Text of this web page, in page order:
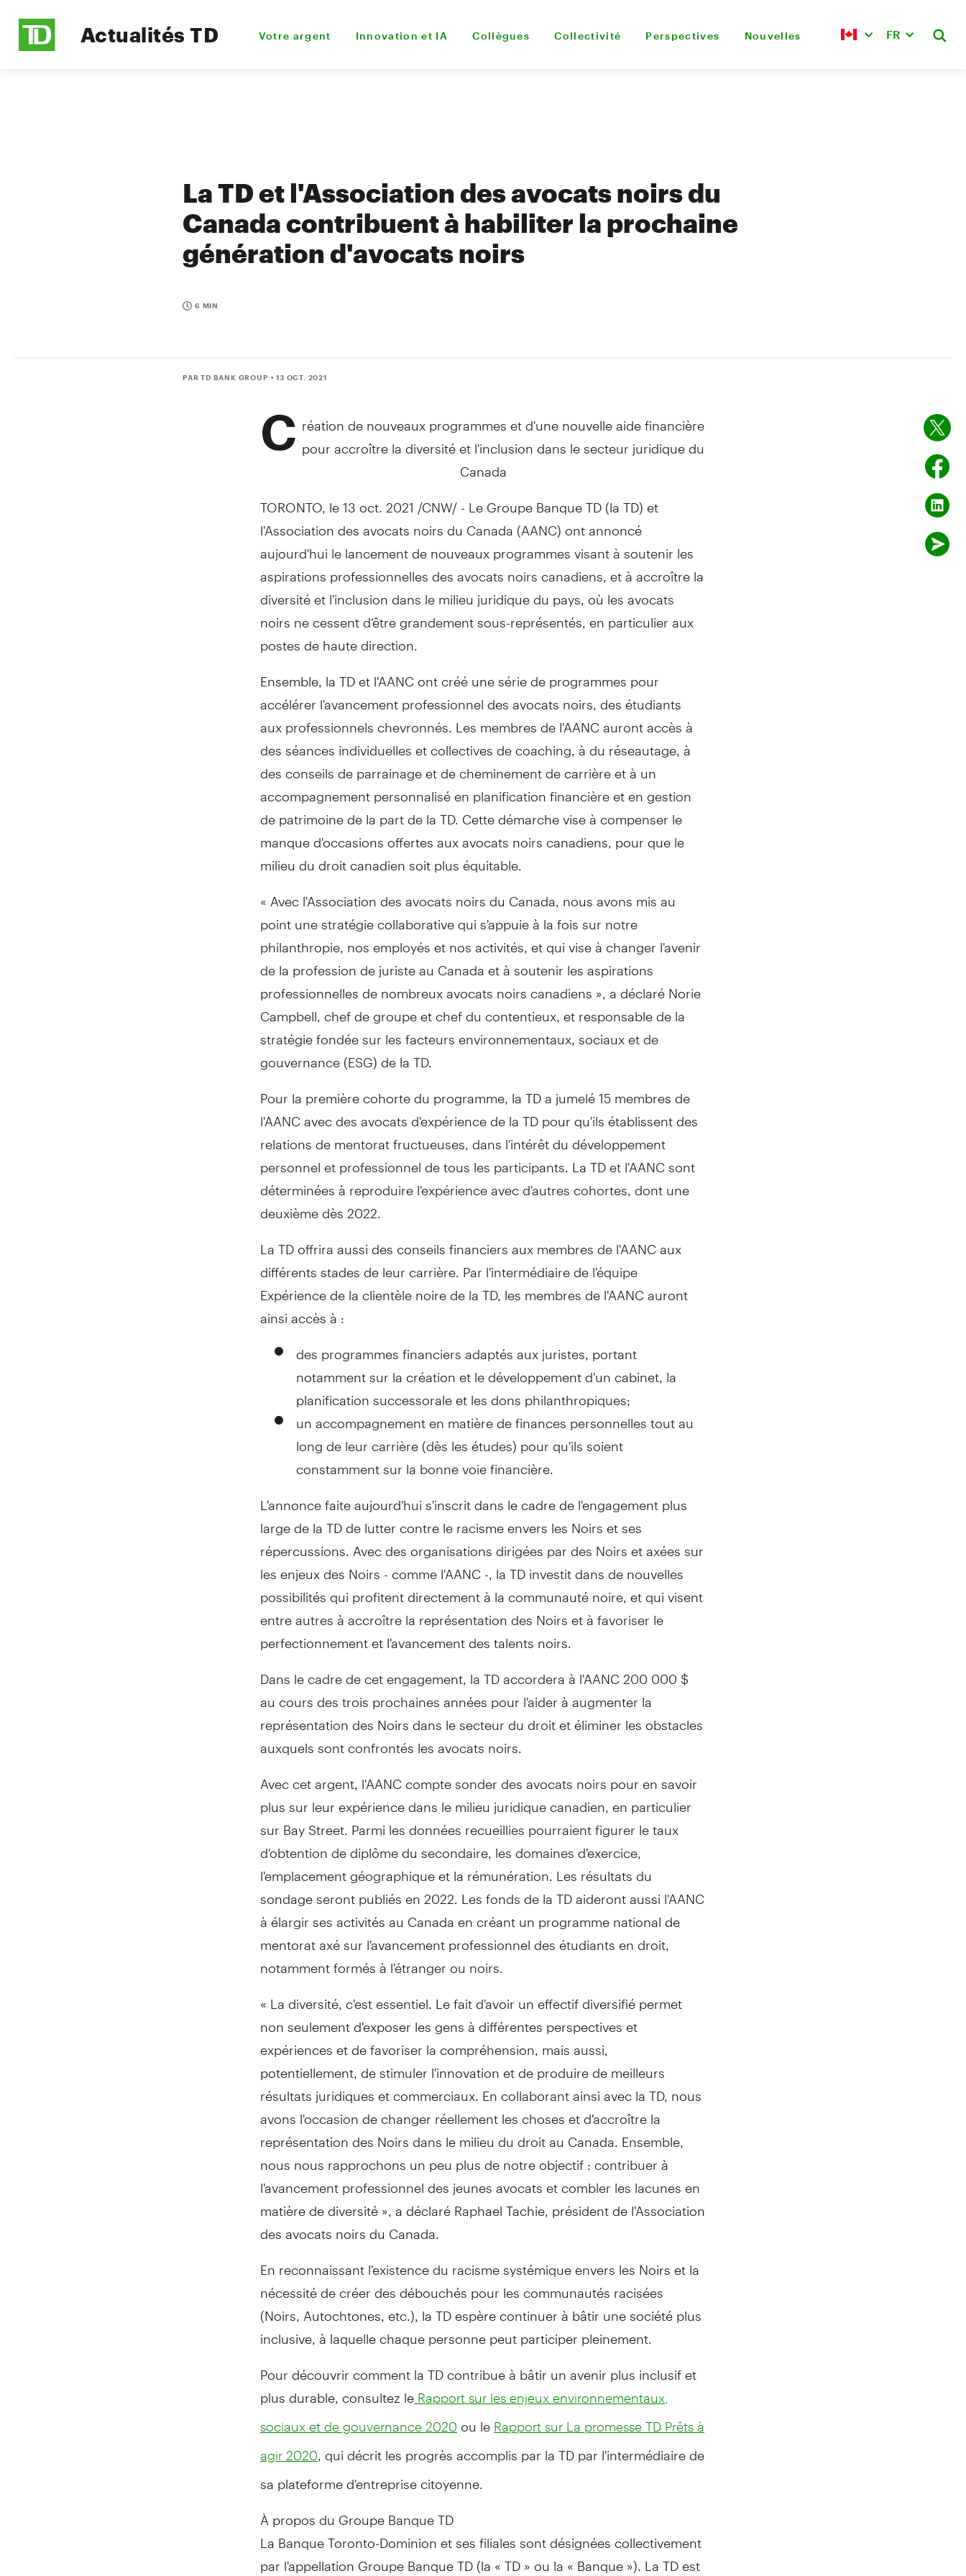
Actualités TD Votre argent Innovation et IA Collègues Collectivité Perspectives Nouvelles FR
La TD et l'Association des avocats noirs du
Canada contribuent à habiliter la prochaine
génération d'avocats noirs
6 MIN
PAR TD BANK GROUP • 13 OCT. 2021
C réation de nouveaux programmes et d'une nouvelle aide financière
pour accroître la diversité et l'inclusion dans le secteur juridique du
Canada
TORONTO , le13 oct. 2021 /CNW/ - Le Groupe Banque TD (la TD) et
l'Association des avocats noirs du Canada(AANC) ont annoncé
aujourd'hui le lancement de nouveaux programmes visant à soutenir les
aspirations professionnelles des avocats noirs canadiens, et à accroître la
diversité et l'inclusion dans le milieu juridique du pays, où les avocats
noirs ne cessent d'être grandement sous-représentés, en particulier aux
postes de haute direction.
Ensemble, la TD et l'AANC ont créé une série de programmes pour
accélérer l'avancement professionnel des avocats noirs, des étudiants
aux professionnels chevronnés. Les membres de l'AANC auront accès à
des séances individuelles et collectives de coaching, à du réseautage, à
des conseils de parrainage et de cheminement de carrière et à un
accompagnement personnalisé en planification financière et en gestion
de patrimoine de la part de la TD. Cette démarche vise à compenser le
manque d'occasions offertes aux avocats noirs canadiens, pour que le
milieu du droit canadien soit plus équitable.
« Avec l'Association des avocats noirs du Canada , nous avons mis au
point une stratégie collaborative qui s'appuie à la fois sur notre
philanthropie, nos employés et nos activités, et qui vise à changer l'avenir
de la profession de juriste au Canadaet à soutenir les aspirations
professionnelles de nombreux avocats noirs canadiens », a déclaré Norie
Campbell, chef de groupe et chef du contentieux, et responsable de la
stratégie fondée sur les facteurs environnementaux, sociaux et de
gouvernance (ESG) de la TD.
Pour la première cohorte du programme, la TD a jumelé 15 membres de
l'AANC avec des avocats d'expérience de la TD pour qu'ils établissent des
relations de mentorat fructueuses, dans l'intérêt du développement
personnel et professionnel de tous les participants. La TD et l'AANC sont
déterminées à reproduire l'expérience avec d'autres cohortes, dont une
deuxième dès 2022.
La TD offrira aussi des conseils financiers aux membres de l'AANC aux
différents stades de leur carrière. Par l'intermédiaire de l'équipe
Expérience de la clientèle noire de la TD, les membres de l'AANC auront
ainsi accès à :
des programmes financiers adaptés aux juristes, portant
notamment sur la création et le développement d'un cabinet, la
planification successorale et les dons philanthropiques;
un accompagnement en matière de finances personnelles tout au
long de leur carrière (dès les études) pour qu'ils soient
constamment sur la bonne voie financière.
L'annonce faite aujourd'hui s'inscrit dans le cadre de l'engagement plus
large de la TD de lutter contre le racisme envers les Noirs et ses
répercussions. Avec des organisations dirigées par des Noirs et axées sur
les enjeux des Noirs - comme l'AANC -, la TD investit dans de nouvelles
possibilités qui profitent directement à la communauté noire, et qui visent
entre autres à accroître la représentation des Noirs et à favoriser le
perfectionnement et l'avancement des talents noirs.
Dans le cadre de cet engagement, la TD accordera à l'AANC 200 000 $
au cours des trois prochaines années pour l'aider à augmenter la
représentation des Noirs dans le secteur du droit et éliminer les obstacles
auxquels sont confrontés les avocats noirs.
Avec cet argent, l'AANC compte sonder des avocats noirs pour en savoir
plus sur leur expérience dans le milieu juridique canadien, en particulier
sur Bay Street. Parmi les données recueillies pourraient figurer le taux
d'obtention de diplôme du secondaire, les domaines d'exercice,
l'emplacement géographique et la rémunération. Les résultats du
sondage seront publiés en 2022. Les fonds de la TD aideront aussi l'AANC
à élargir ses activités au Canadaen créant un programme national de
mentorat axé sur l'avancement professionnel des étudiants en droit,
notamment formés à l'étranger ou noirs.
« La diversité, c'est essentiel. Le fait d'avoir un effectif diversifié permet
non seulement d'exposer les gens à différentes perspectives et
expériences et de favoriser la compréhension, mais aussi,
potentiellement, de stimuler l'innovation et de produire de meilleurs
résultats juridiques et commerciaux. En collaborant ainsi avec la TD, nous
avons l'occasion de changer réellement les choses et d'accroître la
représentation des Noirs dans le milieu du droit au Canada . Ensemble,
nous nous rapprochons un peu plus de notre objectif : contribuer à
l'avancement professionnel des jeunes avocats et combler les lacunes en
matière de diversité », a déclaréRaphael Tachie , président de l'Association
des avocats noirs du Canada
En reconnaissant l'existence du racisme systémique envers les Noirs et la
nécessité de créer des débouchés pour les communautés racisées
(Noirs, Autochtones, etc.), la TD espère continuer à bâtir une société plus
inclusive, à laquelle chaque personne peut participer pleinement.
Pour découvrir comment la TD contribue à bâtir un avenir plus inclusif et
plus durable, consultez le Rapport sur les enjeux environnementaux,
sociaux et de gouvernance 2020 ou le Rapport sur La promesse TD Prêts à
agir 2020 , qui décrit les progrès accomplis par la TD par l'intermédiaire de
sa plateforme d'entreprise citoyenne.
À propos du Groupe Banque TD
La Banque Toronto-Dominion et ses filiales sont désignées collectivement
par l'appellation Groupe Banque TD (la « TD » ou la « Banque »). La TD est